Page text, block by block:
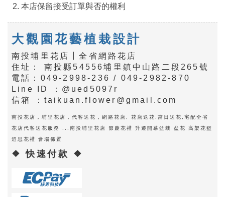
2. 本店保留接受訂單與否的權利
大觀園花藝植栽設計
南投埔里花店┃全省網路花店
住址： 南投縣54556埔里鎮中山路二段265號
電話：049-2998-236 / 049-2982-870
Line ID ：@ued5097r
信箱 ：taikuan.flower@gmail.com
南投花店，埔里花店，代客送花，網路花店, 花店送花,當日送花,宅配全省
花店代客送花服務 ...南投埔里花店 節慶花禮 升遷開幕盆栽 盆花 高架花籃
追思花禮 會場佈置
❖ 快速付款 ❖